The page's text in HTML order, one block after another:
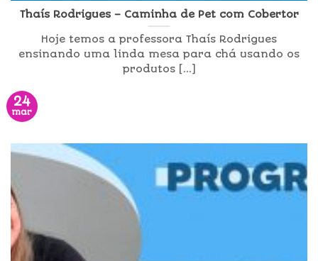
Thaís Rodrigues – Caminha de Pet com Cobertor
Hoje temos a professora Thaís Rodrigues
ensinando uma linda mesa para chá usando os
produtos [...]
24
mar